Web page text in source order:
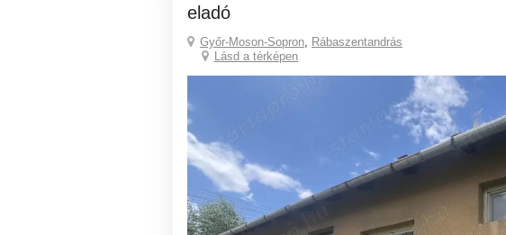
eladó
Győr-Moson-Sopron, Rábaszentandrás
Lásd a térképen